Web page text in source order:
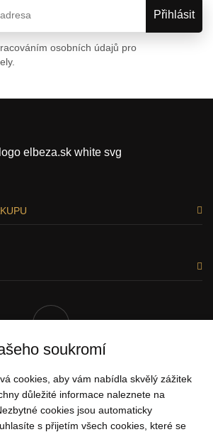
osobních údajů pro
RÁDI VÁM POMŮŽEME!
soukromí
cookies, aby vám nabídla skvělý zážitek
důležité informace naleznete na
cookies jsou automaticky
s přijetím všech cookies, které se